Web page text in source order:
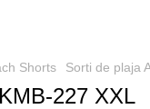
Shorts Sorti de plaja
227 XXL